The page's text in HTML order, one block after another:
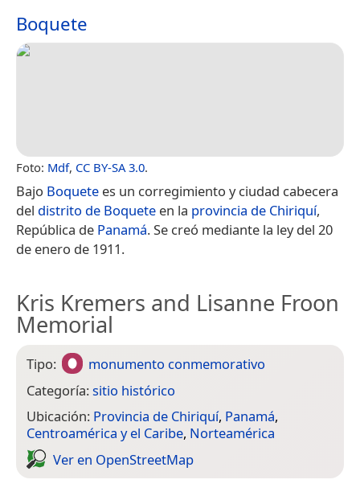
Boquete
Foto: Mdf, CC BY-SA 3.0.
Bajo Boquete es un corregimiento y ciudad cabecera
del distrito de Boquete en la provincia de Chiriquí,
República de Panamá. Se creó mediante la ley del 20
de enero de 1911.
Kris Kremers and Lisanne Froon
Memorial
Tipo:
monumento conmemorativo
Categoría:sitio histórico
Ubicación: Provincia de Chiriquí, Panamá,
Centroamérica y el Caribe, Norteamérica
Ver en Open­Street­Map